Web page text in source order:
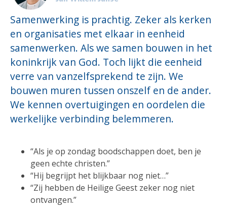
Samenwerking is prachtig. Zeker als kerken
en organisaties met elkaar in eenheid
samenwerken. Als we samen bouwen in het
koninkrijk van God. Toch lijkt die eenheid
verre van vanzelfsprekend te zijn. We
bouwen muren tussen onszelf en de ander.
We kennen overtuigingen en oordelen die
werkelijke verbinding belemmeren.
“Als je op zondag boodschappen doet, ben je
geen echte christen.”
“Hij begrijpt het blijkbaar nog niet…”
“Zij hebben de Heilige Geest zeker nog niet
ontvangen.”